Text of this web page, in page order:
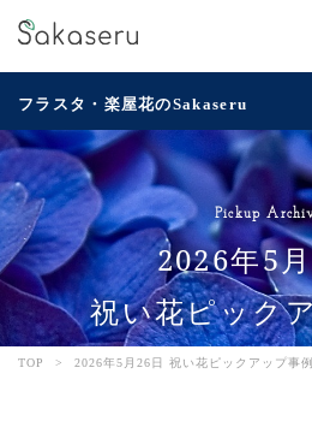
フラスタ・楽屋花のSakaseru
Pickup
2026年5
祝い花ピック
TOP > 2026年5月26日 祝い花ピックアップ事例